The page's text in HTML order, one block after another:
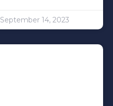
September 14, 2023